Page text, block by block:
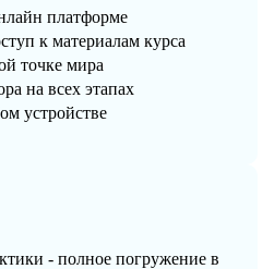
платформе
к материалам курса
точке мира
на всех этапах
устройстве
- полное погружение в